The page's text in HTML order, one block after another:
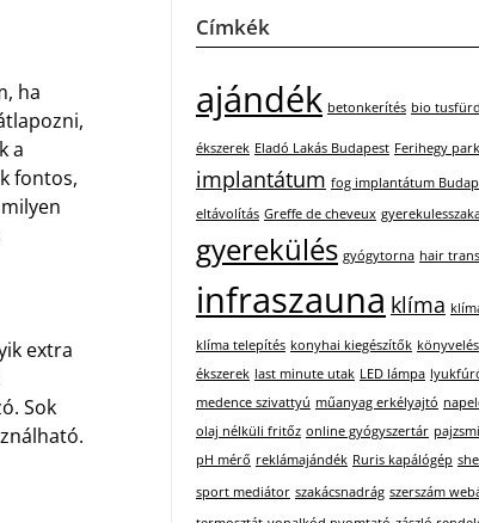
ha
a
fontos,
extra
Sok
Címkék
ajándék betonkerítés bio
ékszerek Eladó Lakás Budapest Ferihegy
implantátum fog implantátum
eltávolítás Greffe de cheveux
gyerekülés gyógytorna hair
infraszauna klíma
klíma telepítés konyhai kiegészítők könyvelés
ékszerek last minute utak LED lámpa
medence szivattyú műanyag erkélyajtó
olaj nélküli fritőz online gyógyszertár
pH mérő reklámajándék Ruris kapálógép
sport mediátor szakácsnadrág szerszám